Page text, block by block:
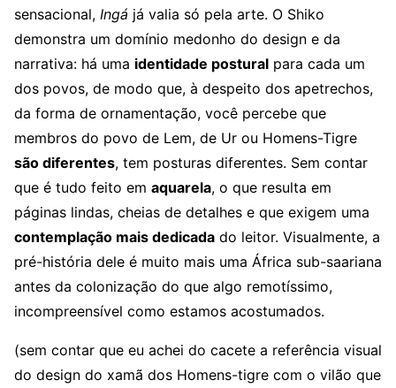
sensacional, Ingá já valia só pela arte. O Shiko
demonstra um domínio medonho do design e da
narrativa: há uma identidade postural para cada um
dos povos, de modo que, à despeito dos apetrechos,
da forma de ornamentação, você percebe que
membros do povo de Lem, de Ur ou Homens-Tigre
são diferentes, tem posturas diferentes. Sem contar
que é tudo feito em aquarela, o que resulta em
páginas lindas, cheias de detalhes e que exigem uma
contemplação mais dedicada do leitor. Visualmente, a
pré-história dele é muito mais uma África sub-saariana
antes da colonização do que algo remotíssimo,
incompreensível como estamos acostumados.
(sem contar que eu achei do cacete a referência visual
do design do xamã dos Homens-tigre com o vilão que